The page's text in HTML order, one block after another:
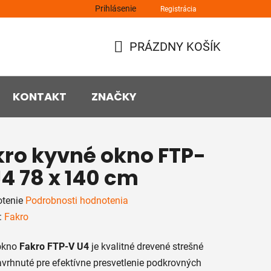
Prihlásenie Registrácia
KOŠÍK
PRÁZDNY KOŠÍK
KONTAKT ZNAČKY
kyvné okno FTP-
78 x 140 cm
Podrobnosti hodnotenia
Fakro
Fakro FTP-V U4 je kvalitné drevené strešné
pre efektívne presvetlenie podkrovných